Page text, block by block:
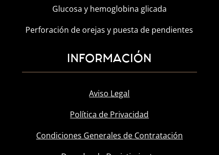
Glucosa y hemoglobina glicada
Perforación de orejas y puesta de pendientes
INFORMACIÓN
Aviso Legal
Política de Privacidad
Condiciones Generales de Contratación